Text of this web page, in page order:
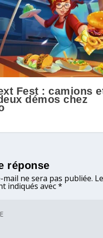
Fest : camions
démos chez
réponse
ne sera pas publiée.
indiqués avec*